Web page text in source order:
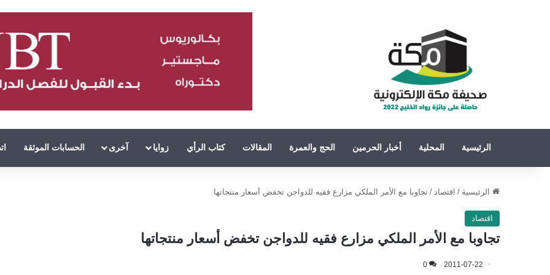
الرئيسية المحلية أخبار الحرمين الحج والعمرة المقالات كتاب الرأي زوايا آخرى الحسابات الموثقة
الرئيسية / اقتصاد / تجاوبا مع الأمر الملكي مزارع فقيه للدواجن تخفض أسعار منتجاتها
اقتصاد
تجاوبا مع الأمر الملكي مزارع فقيه للدواجن تخفض أسعار منتجاتها
2011-07-22
0